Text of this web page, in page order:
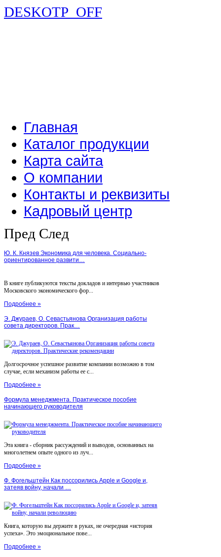
DESKOTP_OFF
Главная
Каталог продукции
Карта сайта
О компании
Контакты и реквизиты
Кадровый центр
Пред След
Ю. К. Князев Экономика для человека. Социально-
ориентированное развити…
В книге публикуются тексты докладов и интервью участников
Московского экономического фор...
Подробнее »
Э. Джураев, О. Севастьянова Организация работы
совета директоров. Прак…
Долгосрочное успешное развитие компании возможно в том
случае, если механизм работы ее с...
Подробнее »
Формула менеджмента. Практическое пособие
начинающего руководителя
Эта книга - сборник рассуждений и выводов, основанных на
многолетнем опыте одного из луч...
Подробнее »
Ф. Фогельштейн Как поссорились Apple и Google и,
затеяв войну, начали …
Книга, которую вы держите в руках, не очередная «история
успеха». Это эмоциональное пове...
Подробнее »